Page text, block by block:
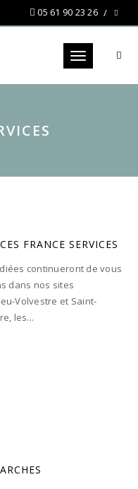
05 61 90 23 26
Toggle
FRANCE SERVICES
continueront de vous
dans nos sites
Volvestre et Saint-
les...